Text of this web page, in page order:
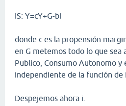
IS: Y=cY+G-bi
donde c es la propensión
en G metemos todo lo que sea
Publico, Consumo Autonomo y
independiente de la función de
Despejemos ahora i.